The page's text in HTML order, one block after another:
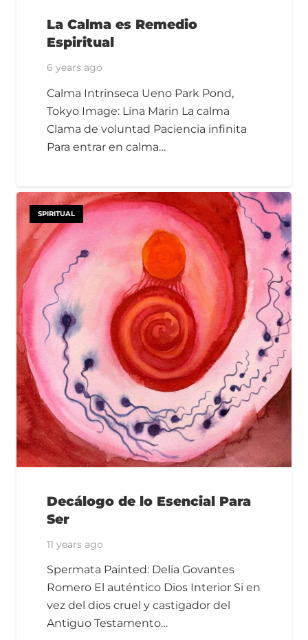
La Calma es Remedio
Espiritual
6 years ago
Calma Intrinseca Ueno Park Pond,
Tokyo Image: Lina Marin La calma
Clama de voluntad Paciencia infinita
Para entrar en calma…
SPIRITUAL
Decálogo de lo Esencial Para
Ser
11 years ago
Spermata Painted: Delia Govantes
Romero El auténtico Dios Interior Si en
vez del dios cruel y castigador del
Antiguo Testamento…